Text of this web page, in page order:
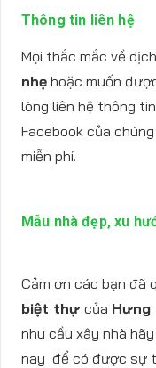
Thông tin liên hệ
Mọi thắc mắc về
nhẹ hoặc muốn
lòng liên hệ thông
Facebook của
miễn phí.
Mẫu nhà đẹp, xu
Cảm ơn các bạn đã
biệt thự của Hưng
nhu cầu xây nhà
nay để có được sự